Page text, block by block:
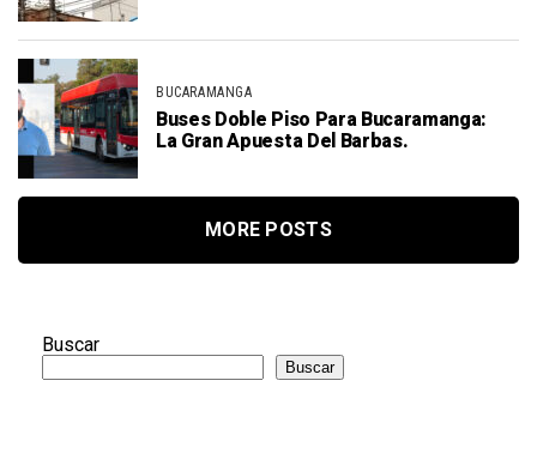
BUCARAMANGA
Buses Doble Piso Para Bucaramanga:
La Gran Apuesta Del Barbas.
MORE POSTS
Buscar
Buscar